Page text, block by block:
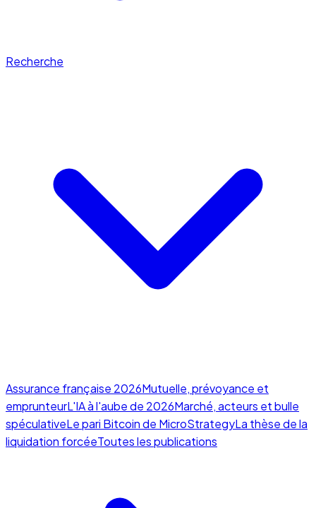
Recherche
Assurance française 2026Mutuelle, prévoyance et
emprunteurL'IA à l'aube de 2026Marché, acteurs et bulle
spéculativeLe pari Bitcoin de MicroStrategyLa thèse de la
liquidation forcéeToutes les publications